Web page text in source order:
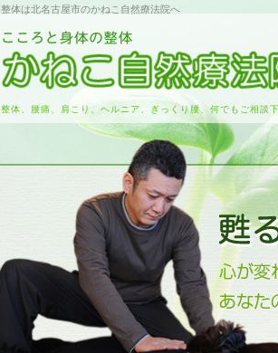
整体は北名古屋市のかねこ自然療法院へ
整体、腰痛、肩こり、ヘルニア、ぎっくり腰、何でもご相談下